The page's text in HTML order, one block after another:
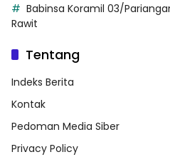
Babinsa Koramil 03/
Rawit
Tentang
Indeks Berita
Kontak
Pedoman Media Siber
Privacy Policy